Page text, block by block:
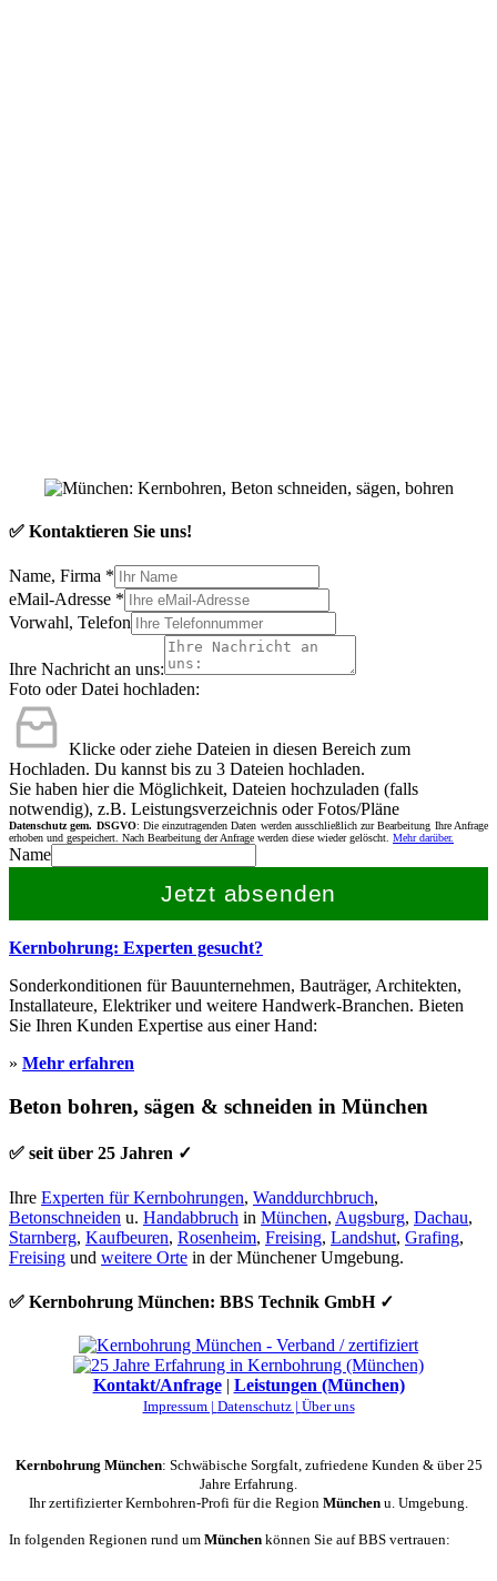
✅ Kontaktieren Sie uns!
Name, Firma *
eMail-Adresse *
Vorwahl, Telefon
Ihre Nachricht an uns:
Foto oder Datei hochladen:
Klicke oder ziehe Dateien in diesen Bereich zum
Hochladen. Du kannst bis zu 3 Dateien hochladen.
Sie haben hier die Möglichkeit, Dateien hochzuladen (falls
notwendig), z.B. Leistungsverzeichnis oder Fotos/Pläne
Datenschutz gem. DSGVO: Die einzutragenden Daten werden ausschließlich zur Bearbeitung Ihre Anfrage
erhoben und gespeichert. Nach Bearbeitung der Anfrage werden diese wieder gelöscht. Mehr darüber.
Name
Jetzt absenden
Kernbohrung: Experten gesucht?
Sonderkonditionen für Bauunternehmen, Bauträger, Architekten,
Installateure, Elektriker und weitere Handwerk-Branchen. Bieten
Sie Ihren Kunden Expertise aus einer Hand:
» Mehr erfahren
Beton bohren, sägen & schneiden in München
✅ seit über 25 Jahren ✓
Ihre Experten für Kernbohrungen, Wanddurchbruch,
Betonschneiden u. Handabbruch in München, Augsburg, Dachau,
Starnberg, Kaufbeuren, Rosenheim, Freising, Landshut, Grafing,
Freising und weitere Orte in der Münchener Umgebung.
✅ Kernbohrung München: BBS Technik GmbH ✓
Kontakt/Anfrage| Leistungen (München)
Impressum | Datenschutz | Über uns
Kernbohrung München: Schwäbische Sorgfalt, zufriedene Kunden & über 25
Jahre Erfahrung.
Ihr zertifizierter Kernbohren-Profi für die Region München u. Umgebung.
In folgenden Regionen rund um München können Sie auf BBS vertrauen: